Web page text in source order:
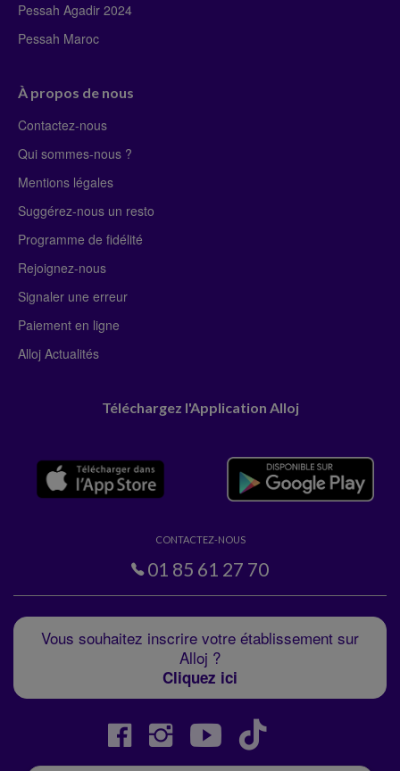
Pessah Agadir 2024
Pessah Maroc
À propos de nous
Contactez-nous
Qui sommes-nous ?
Mentions légales
Suggérez-nous un resto
Programme de fidélité
Rejoignez-nous
Signaler une erreur
Paiement en ligne
Alloj Actualités
Téléchargez l'Application Alloj
CONTACTEZ-NOUS
01 85 61 27 70
Vous souhaitez inscrire votre établissement sur
Alloj ?
Cliquez ici